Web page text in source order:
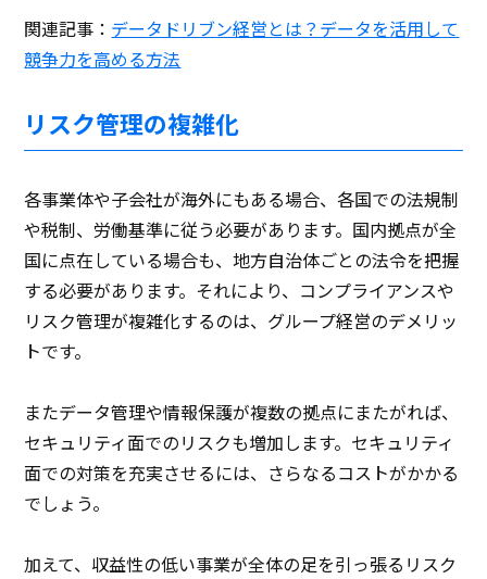
関連記事： データドリブン経営とは？データを活用して
競争力を高める方法
リスク管理の複雑化
各事業体や子会社が海外にもある場合、各国での法規制
や税制、労働基準に従う必要があります。国内拠点が全
国に点在している場合も、地方自治体ごとの法令を把握
する必要があります。それにより、コンプライアンスや
リスク管理が複雑化するのは、グループ経営のデメリッ
トです。
またデータ管理や情報保護が複数の拠点にまたがれば、
セキュリティ面でのリスクも増加します。セキュリティ
面での対策を充実させるには、さらなるコストがかかる
でしょう。
加えて、収益性の低い事業が全体の足を引っ張るリスク